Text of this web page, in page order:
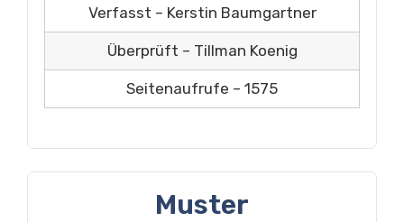
Verfasst – Kerstin Baumgartner
Überprüft – Tillman Koenig
Seitenaufrufe – 1575
Muster